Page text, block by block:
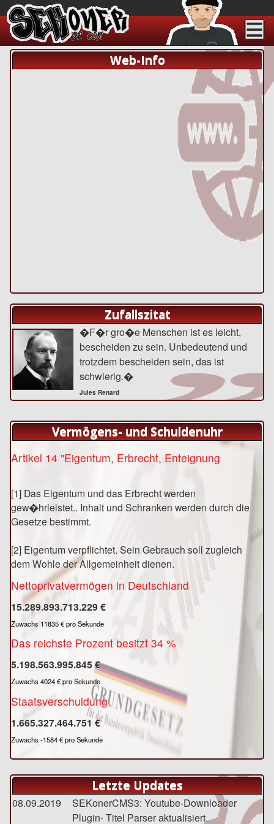
Web-Info
Zufallszitat
�F�r gro�e Menschen ist es leicht,
bescheiden zu sein. Unbedeutend und
trotzdem bescheiden sein, das ist
schwierig.�
Jules Renard
Vermögens- und Schuldenuhr
Artikel 14 "Eigentum, Erbrecht, Enteignung
[1] Das Eigentum und das Erbrecht werden
gew�hrleistet.. Inhalt und Schranken werden durch die
Gesetze bestimmt.
[2] Eigentum verpflichtet. Sein Gebrauch soll zugleich
dem Wohle der Allgemeinheit dienen.
Nettoprivatvermögen in Deutschland
15.289.893.715.596 €
Zuwachs 11835 € pro Sekunde
Das reichste Prozent besitzt 34 %
5.198.563.996.650 €
Zuwachs 4024 € pro Sekunde
Staatsverschuldung
1.665.327.464.434 €
Zuwachs -1584 € pro Sekunde
Letzte Updates
08.09.2019
SEKonerCMS3: Youtube-Downloader
Plugin- Titel Parser aktualisiert.